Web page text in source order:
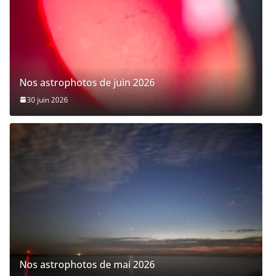
Nos astrophotos de juin 2026
30 juin 2026
Nos astrophotos de mai 2026